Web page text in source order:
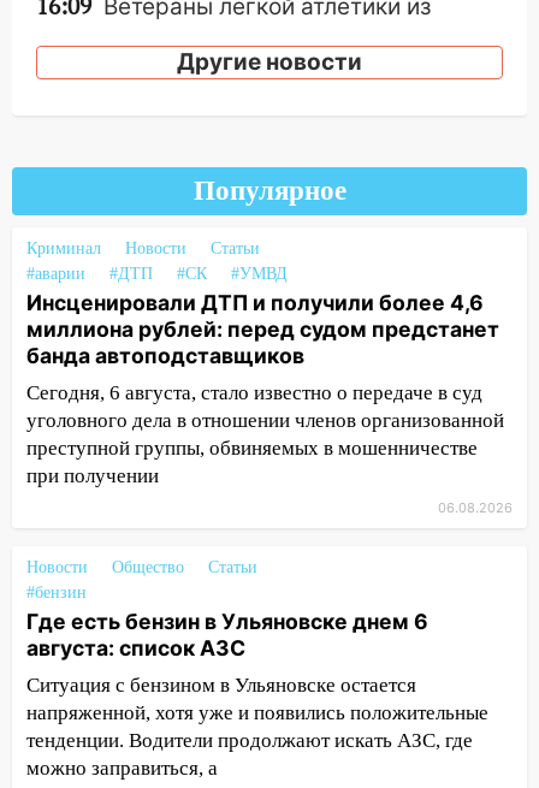
16:09 Ветераны легкой атлетики из
Чемпионате России
Бросила кирпич в жену брата: в
агрессивную женщину
15:47 На улице Радищева сбили
курьера: крупная авария в Ульяновске
15:15 Проводил до квартиры и ограбил:
новый кавалер женщины оказался
рецидивистом
14:26 В Ульяновске ограничат движение
по улице Ефремова
передумать увольняться, если им
повысят зарплату
14:01 Инсценировали ДТП и получили
более 4,6 миллиона рублей: перед
судом предстанет банда
автоподставщиков
13:36 В Инзе произошел крупный пожар
Другие новости
Популярное
Криминал Новости
Статьи
#аварии
#ДТП #СК #УМВД
Инсценировали ДТП и получили более 4,6
миллиона рублей: перед судом предстанет
банда автоподставщиков
Сегодня, 6 августа, стало известно о передаче в суд
уголовного дела в отношении членов организованной
преступной группы, обвиняемых в мошенничестве
при получении
06.08.2026
Новости Общество
Статьи
#бензин
Где есть бензин в Ульяновске днем 6
августа: список АЗС
Ситуация с бензином в Ульяновске остается
напряженной, хотя уже и появились положительные
тенденции. Водители продолжают искать АЗС, где
можно заправиться, а